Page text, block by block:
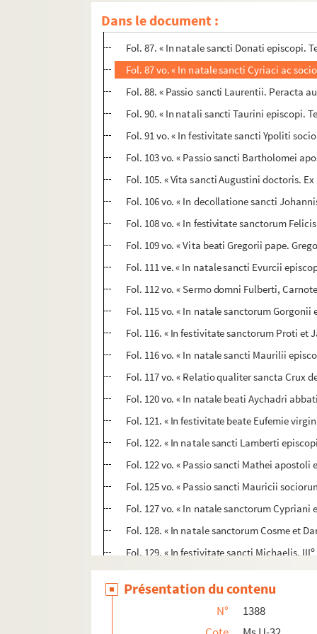
Dans le document :
Fol. 84. « Revelatio sancti Stephani
Fol. 86. « In natale sancti Syxti episcopi
Fol. 87. « In natale sancti Donati episcopi.
Fol. 87 vo. « In natale sancti Cyriaci ac
Fol. 88. « Passio sancti Laurentii. Peracta
Fol. 90. « In natali sancti Taurini episcopi.
Fol. 91 vo. « In festivitate sancti Ypoliti
Fol. 103 vo. « Passio sancti Bartholomei
Fol. 105. « Vita sancti Augustini doctoris.
Fol. 106 vo. « In decollatione sancti
Fol. 108 vo. « In festivitate sanctorum
Fol. 109 vo. « Vita beati Gregorii pape.
Fol. 111 ve. « In natale sancti Evurcii
Fol. 112 vo. « Sermo domni Fulberti,
Fol. 115 vo. « In natale sanctorum
Fol. 116. « In festivitate sanctorum Proti et
Fol. 116 vo. « In natale sancti Maurilii
Fol. 117 vo. « Relatio qualiter sancta Crux
Fol. 120 vo. « In natale beati Aychadri
Fol. 121. « In festivitate beate Eufemie
Fol. 122. « In natale sancti Lamberti
Fol. 122 vo. « Passio sancti Mathei
Fol. 125 vo. « Passio sancti Mauricii
Fol. 127 vo. « In natale sanctorum
Fol. 128. « In natale sanctorum Cosme et
Fol. 129. « In festivitate sancti Michaelis, IIIo
Fol. 131 vo. « Vita sancti Jeronimi.
Fol. 133. « Passio beati Leodegarii
Fol. 133 vo. « Passio sancti Demetrii.
Présentation du contenu
N°
1388